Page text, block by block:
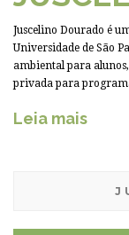
Juscelino Dourado é
Universidade de São
ambiental para
privada para
Leia mais